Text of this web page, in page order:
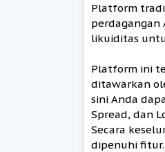
Platform
perdagangan
likuiditas
Platform ini
ditawarkan
sini Anda
Spread, dan
Secara
dipenuhi fitur.